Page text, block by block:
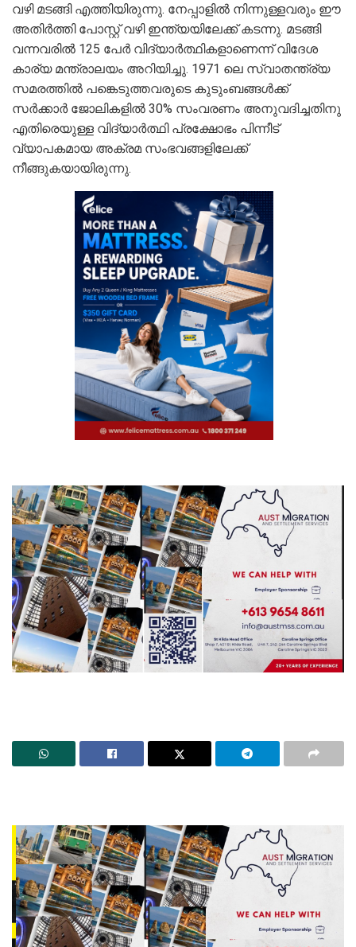
വഴി മടങ്ങി എത്തിയിരുന്നു. നേപ്പാളിൽ നിന്നുള്ളവരും ഈ
അതിര്‍ത്തി പോസ്റ്റ് വഴി ഇന്ത്യയിലേക്ക് കടന്നു. മടങ്ങി
വന്നവരിൽ 125 പേർ വിദ്യാർത്ഥികളാണെന്ന് വിദേശ
കാര്യ മന്ത്രാലയം അറിയിച്ചു. 1971 ലെ സ്വാതന്ത്ര്യ
സമരത്തിൽ പങ്കെടുത്തവരുടെ കുടുംബങ്ങൾക്ക്
സർക്കാർ ജോലികളിൽ 30% സംവരണം അനുവദിച്ചതിനു
എതിരെയുള്ള വിദ്യാർത്ഥി പ്രക്ഷോഭം പിന്നീട്
വ്യാപകമായ അക്രമ സംഭവങ്ങളിലേക്ക്
നീങ്ങുകയായിരുന്നു.